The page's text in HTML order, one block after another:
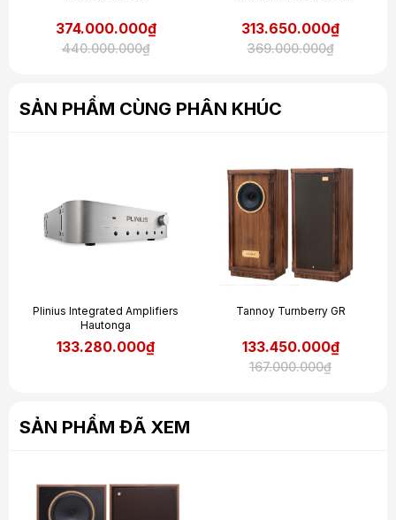
374.000.000₫
440.000.000₫
313.650.000₫
369.000.000₫
SẢN PHẨM CÙNG PHÂN KHÚC
Plinius Integrated Amplifiers
Hautonga
133.280.000₫
Tannoy Turnberry GR
133.450.000₫
167.000.000₫
SẢN PHẨM ĐÃ XEM